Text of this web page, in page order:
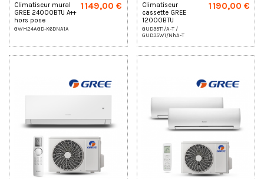
Climatiseur mural
GREE 24000BTU A++
hors pose
GWH24AGD-K6DNA1A
1 149,00 €
Climatiseur
cassette GREE
12000BTU
monophasé
GUD35T1/A-T /
GUD35W1/NhA-T
1 190,00 €